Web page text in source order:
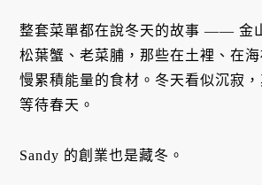
整套菜單都在說冬天的故事 —— 金
松葉蟹、老菜脯，那些在土裡、在
慢累積能量的食材。冬天看似沉寂，
等待春天。
Sandy 的創業也是藏冬。